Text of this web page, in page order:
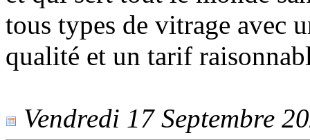
tous types de vitrage avec
qualité et un tarif
Vendredi 17 Septembre